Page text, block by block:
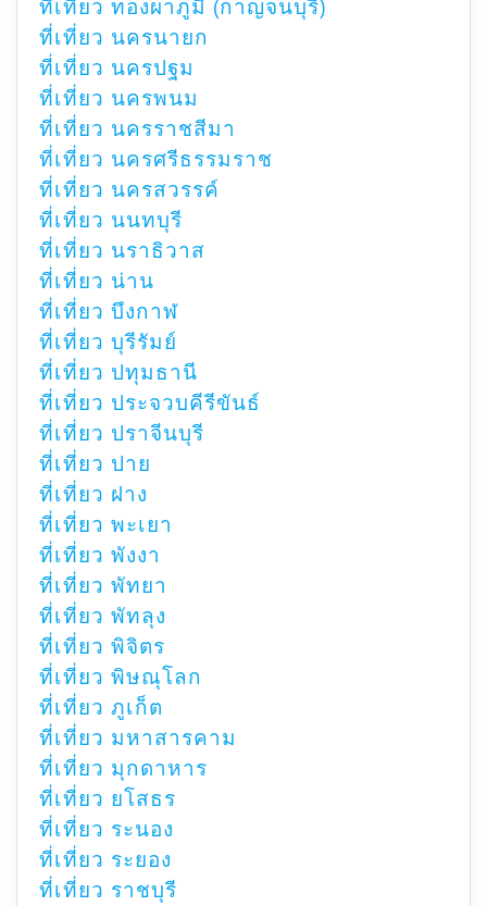
ที่เที่ยว ทองผาภูมิ (กาญจนบุรี)
ที่เที่ยว นครนายก
ที่เที่ยว นครปฐม
ที่เที่ยว นครพนม
ที่เที่ยว นครราชสีมา
ที่เที่ยว นครศรีธรรมราช
ที่เที่ยว นครสวรรค์
ที่เที่ยว นนทบุรี
ที่เที่ยว นราธิวาส
ที่เที่ยว น่าน
ที่เที่ยว บึงกาฬ
ที่เที่ยว บุรีรัมย์
ที่เที่ยว ปทุมธานี
ที่เที่ยว ประจวบคีรีขันธ์
ที่เที่ยว ปราจีนบุรี
ที่เที่ยว ปาย
ที่เที่ยว ฝาง
ที่เที่ยว พะเยา
ที่เที่ยว พังงา
ที่เที่ยว พัทยา
ที่เที่ยว พัทลุง
ที่เที่ยว พิจิตร
ที่เที่ยว พิษณุโลก
ที่เที่ยว ภูเก็ต
ที่เที่ยว มหาสารคาม
ที่เที่ยว มุกดาหาร
ที่เที่ยว ยโสธร
ที่เที่ยว ระนอง
ที่เที่ยว ระยอง
ที่เที่ยว ราชบุรี